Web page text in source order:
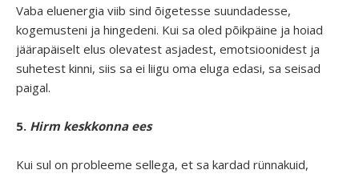
Vaba eluenergia viib sind õigetesse suundadesse,
kogemusteni ja hingedeni. Kui sa oled põikpäine ja hoiad
jäärapäiselt elus olevatest asjadest, emotsioonidest ja
suhetest kinni, siis sa ei liigu oma eluga edasi, sa seisad
paigal.
5. Hirm keskkonna ees
Kui sul on probleeme sellega, et sa kardad rünnakuid,